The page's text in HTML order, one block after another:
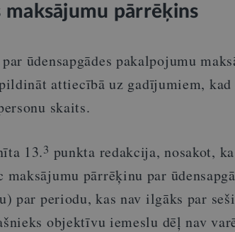
maksājumu pārrēķins
ūdensapgādes pakalpojumu
attiecībā uz gadījumiem,
skaits.
13.3 punkta redakcija, nosakot,
maksājumu pārrēķinu par
par periodu, kas nav ilgāks par
objektīvu iemeslu dēļ nav